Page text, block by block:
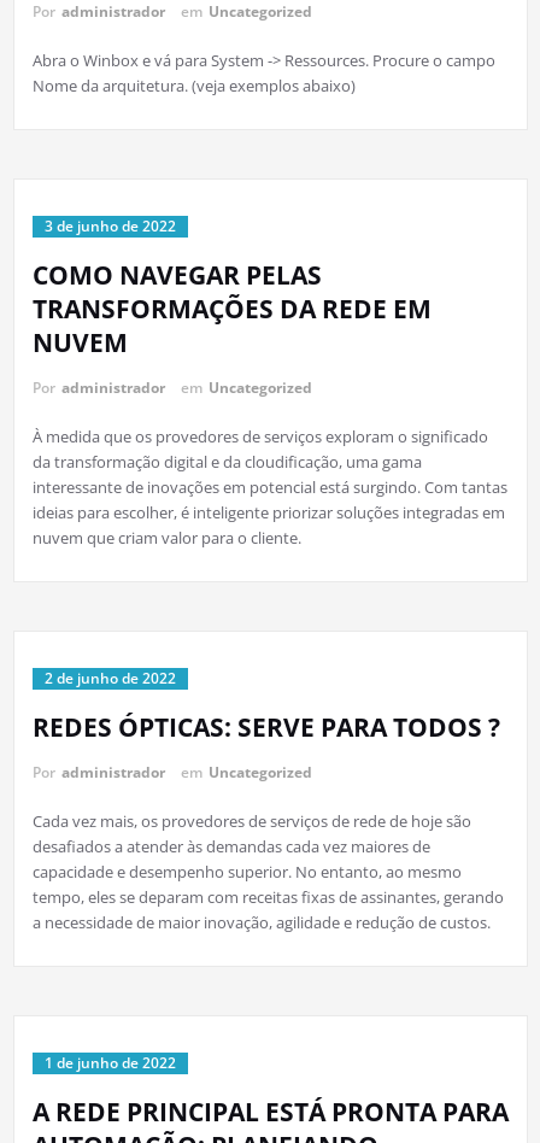
Por administrador em Uncategorized
Abra o Winbox e vá para System -> Ressources. Procure o campo
Nome da arquitetura. (veja exemplos abaixo)
3 de junho de 2022
COMO NAVEGAR PELAS
TRANSFORMAÇÕES DA REDE EM
NUVEM
Por administrador em Uncategorized
À medida que os provedores de serviços exploram o significado
da transformação digital e da cloudificação, uma gama
interessante de inovações em potencial está surgindo. Com tantas
ideias para escolher, é inteligente priorizar soluções integradas em
nuvem que criam valor para o cliente.
2 de junho de 2022
REDES ÓPTICAS: SERVE PARA TODOS ?
Por administrador em Uncategorized
Cada vez mais, os provedores de serviços de rede de hoje são
desafiados a atender às demandas cada vez maiores de
capacidade e desempenho superior. No entanto, ao mesmo
tempo, eles se deparam com receitas fixas de assinantes, gerando
a necessidade de maior inovação, agilidade e redução de custos.
1 de junho de 2022
A REDE PRINCIPAL ESTÁ PRONTA PARA